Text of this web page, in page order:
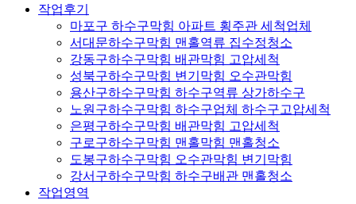
작업후기
마포구 하수구막힘 아파트 횡주관 세척업체
서대문하수구막힘 맨홀역류 집수정청소
강동구하수구막힘 배관막힘 고압세척
성북구하수구막힘 변기막힘 오수관막힘
용산구하수구막힘 하수구역류 상가하수구
노원구하수구막힘 하수구업체 하수구고압세척
은평구하수구막힘 배관막힘 고압세척
구로구하수구막힘 맨홀막힘 맨홀청소
도봉구하수구막힘 오수관막힘 변기막힘
강서구하수구막힘 하수구배관 맨홀청소
작업영역